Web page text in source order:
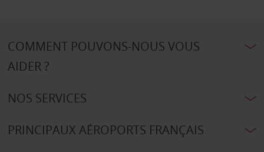
COMMENT POUVONS-NOUS VOUS
AIDER ?
NOS SERVICES
PRINCIPAUX AÉROPORTS FRANÇAIS